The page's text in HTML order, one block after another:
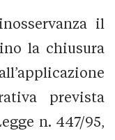
il
la chiusura
prevista
n. 447/95,